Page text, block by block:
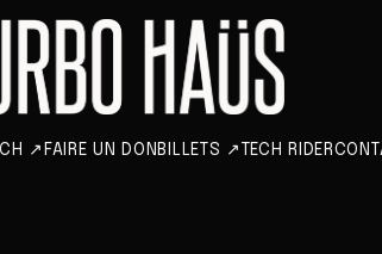
↗ FAIRE UN DON BILLETS ↗ TECH RIDER